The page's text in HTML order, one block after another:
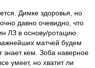
Димке здоровья, но
давно очевидно, что
ЛЗ в основу/ротацию.
матчей будем
знает кем. Зоба наверное
умеет, но хватит ли